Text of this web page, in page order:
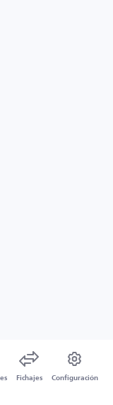
Fichajes Configuración